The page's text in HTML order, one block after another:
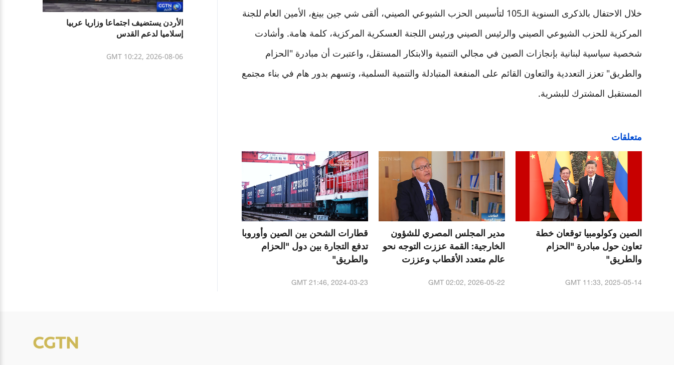
Video
خلال الاحتفال بالذكرى السنوية الـ105 لتأسيس الحزب الشيوعي الصيني، ألقى شي جين بينغ، الأمين العام للجنة
المركزية للحزب الشيوعي الصيني والرئيس الصيني ورئيس اللجنة العسكرية المركزية، كلمة هامة. وأشادت
شخصية سياسية لبنانية بإنجازات الصين في مجالي التنمية والابتكار المستقل، واعتبرت أن مبادرة "الحزام
والطريق" تعزز التعددية والتعاون القائم على المنفعة المتبادلة والتنمية السلمية، وتسهم بدور هام في بناء مجتمع
المستقبل المشترك للبشرية.
متعلقات
الصين وكولومبيا توقعان خطة
تعاون حول مبادرة "الحزام
والطريق"
GMT 11:33, 2025-05-14
مدير المجلس المصري للشؤون
الخارجية: القمة عززت التوجه نحو
عالم متعدد الأقطاب وعززت
GMT 02:02, 2026-05-22
قطارات الشحن بين الصين وأوروبا
تدفع التجارة بين دول "الحزام
والطريق"
GMT 21:46, 2024-03-23
الأردن يستضيف اجتماعا وزاريا عربيا
إسلاميا لدعم القدس
GMT 10:22, 2026-08-06